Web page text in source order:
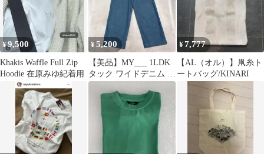
¥9,500
Khakis Waffle Full Zip
Hoodie 在原みゆ紀着用
¥5,200
【美品】MY___ 1LDK
タック ワイドデニム パ
ンツ 1 ブルー 日本製
¥7,777
【AL（オル）】凧糸ト
ートバッグ/KINARI